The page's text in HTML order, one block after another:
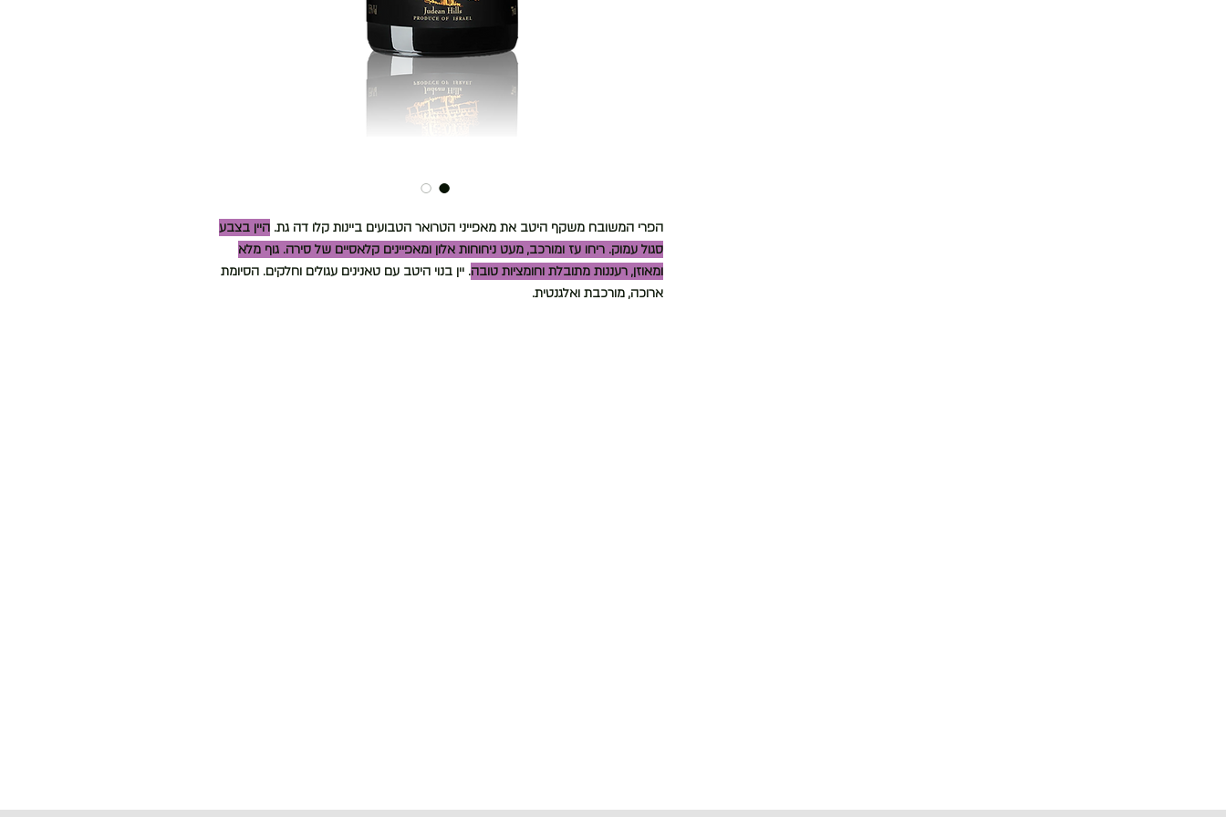
הפרי המשובח משקף היטב את מאפייני הטרואר הטבועים ביינות קלו דה גת. היין בצבע
סגול עמוק. ריחו עז ומורכב, מעט ניחוחות אלון ומאפיינים קלאסיים של סירה. גוף מלא
ומאוזן, רעננות מתובלת וחומציות טובה. יין בנוי היטב עם טאנינים עגולים וחלקים. הסיומת
ארוכה, מורכבת ואלגנטית.